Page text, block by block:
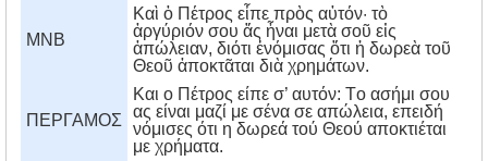
MNB
Καὶ ὁ Πέτρος εἶπε πρὸς αὐτόν· τὸ
ἀργύριόν σου ἄς ἦναι μετὰ σοῦ εἰς
ἀπώλειαν, διότι ἐνόμισας ὅτι ἡ δωρεὰ τοῦ
Θεοῦ ἀποκτᾶται διὰ χρημάτων.
ΠΕΡΓΑΜΟΣ
Kαι ο Πέτρος είπε σ’ αυτόν: Tο ασήμι σου
ας είναι μαζί με σένα σε απώλεια, επειδή
νόμισες ότι η δωρεά τού Θεού αποκτιέται
με χρήματα.